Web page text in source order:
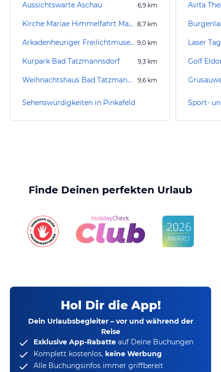
Aussichtswarte Aschau 6,9 km
Kirche Mariae Himmelfahrt Mariasdorf 8,7 km
Arkadenheuriger Freilichtmuseum Bad Tatzmannsdorf 9,0 km
Kurpark Bad Tatzmannsdorf 9,3 km
Weihnachtshaus Bad Tatzmannsdorf 9,6 km
Sehenswürdigkeiten in Pinkafeld
Avita
Laser
Finde Deinen perfekten Urlaub
Hol Dir die App!
Dein Urlaubsbegleiter – vor und während der
Reise
Exklusive App-Rabatte auf Deine Buchungen
Komplett kostenlos, keine Werbung
Alle Buchungsinfos immer griffbereit